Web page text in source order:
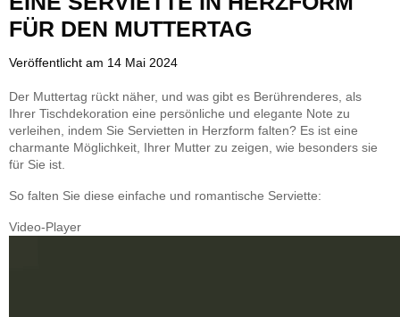
FÜR DEN MUTTERTAG
Veröffentlicht am 14 Mai 2024
Der Muttertag rückt näher, und was gibt es Berührenderes, als
Ihrer Tischdekoration eine persönliche und elegante Note zu
verleihen, indem Sie Servietten in Herzform falten? Es ist eine
charmante Möglichkeit, Ihrer Mutter zu zeigen, wie besonders sie
für Sie ist.
So falten Sie diese einfache und romantische Serviette:
Video-Player